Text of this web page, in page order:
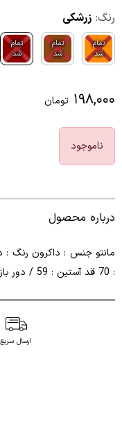
رنگ: زرشکی
تمام
شد
تمام
شد
تمام
شد
۱۹۸,۰۰۰ تومان
ناموجود
درباره محصول
: 70 قد آستین : 59 / دور بازو : 44 / مچ : 26 دور سینه : 106
ارسال سریع